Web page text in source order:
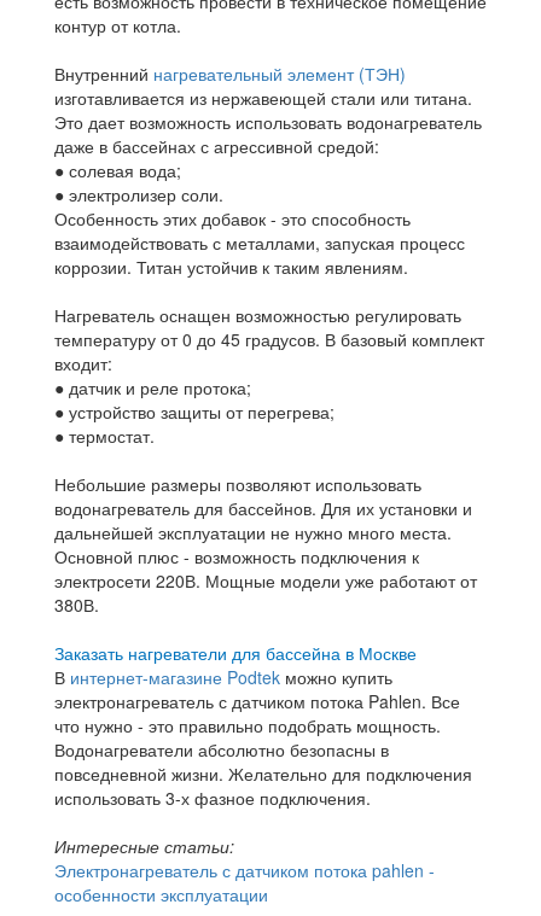
контур от котла.
Внутренний нагревательный элемент (ТЭН)
изготавливается из нержавеющей стали или титана.
Это дает возможность использовать водонагреватель
даже в бассейнах с агрессивной средой:
● солевая вода;
● электролизер соли.
Особенность этих добавок - это способность
взаимодействовать с металлами, запуская процесс
коррозии. Титан устойчив к таким явлениям.
Нагреватель оснащен возможностью регулировать
температуру от 0 до 45 градусов. В базовый комплект
входит:
● датчик и реле протока;
● устройство защиты от перегрева;
● термостат.
Небольшие размеры позволяют использовать
водонагреватель для бассейнов. Для их установки и
дальнейшей эксплуатации не нужно много места.
Основной плюс - возможность подключения к
электросети 220В. Мощные модели уже работают от
380В.
Заказать нагреватели для бассейна в Москве
В интернет-магазине Podtek можно купить
электронагреватель с датчиком потока Pahlen. Все
что нужно - это правильно подобрать мощность.
Водонагреватели абсолютно безопасны в
повседневной жизни. Желательно для подключения
использовать 3-х фазное подключения.
Интересные статьи:
Электронагреватель с датчиком потока pahlen -
особенности эксплуатации